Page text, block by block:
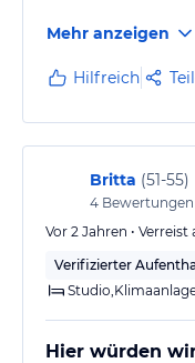
Mehr anzeigen
Hilfreich
Britta (51-55)
4 Bewertungen
Vor 2 Jahren •
Verifizierter
Hier würden